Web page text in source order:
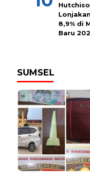
8,9% di
Baru
SUMSEL